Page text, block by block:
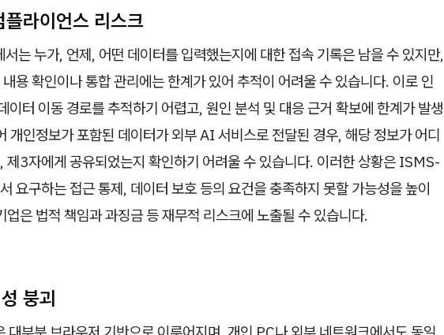
라이언스 리스크
는 누가, 언제, 어떤 데이터를 입력했는지에 대한 접속 기록은 남을 수 있지만,
용 확인이나 통합 관리에는 한계가 있어 추적이 어려울 수 있습니다. 이로 인
이터 이동 경로를 추적하기 어렵고, 원인 분석 및 대응 근거 확보에 한계가 발생
개인정보가 포함된 데이터가 외부 AI 서비스로 전달된 경우, 해당 정보가 어디
제3자에게 공유되었는지 확인하기 어려울 수 있습니다. 이러한 상황은 ISMS-
요구하는 접근 통제, 데이터 보호 등의 요건을 충족하지 못할 가능성을 높이
업은 법적 책임과 과징금 등 재무적 리스크에 노출될 수 있습니다.
붕괴